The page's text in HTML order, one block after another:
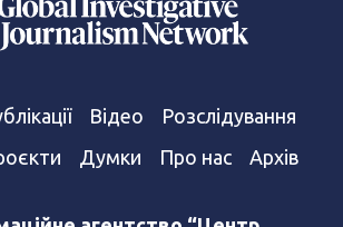
Відео
Розслідування
Думки Про нас Архів